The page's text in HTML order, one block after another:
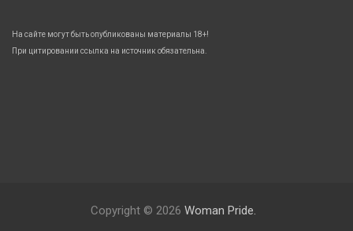
На сайте могут быть опубликованы материалы 18+!
При цитировании ссылка на источник обязательна.
Copyright © 2026 Woman Pride.